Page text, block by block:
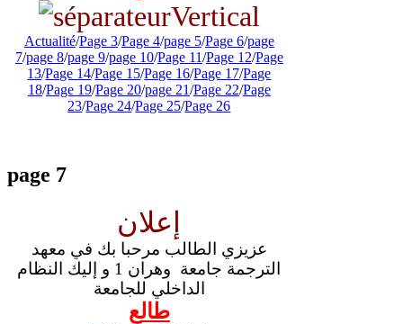
Actualité/Page 3/Page 4/page 5/Page 6/page
7/page 8/page 9/page 10/Page 11/Page 12/Page
13/Page 14/Page 15/Page 16/Page 17/Page
18/Page 19/Page 20/page 21/Page 22/Page
23/Page 24/Page 25/Page 26
page 7
إعلان
عزيزي الطالب مرحبا بك في معهد
الترجمة جامعة وهران 1 و إليك النظام
الداخلي للجامعة
طالع